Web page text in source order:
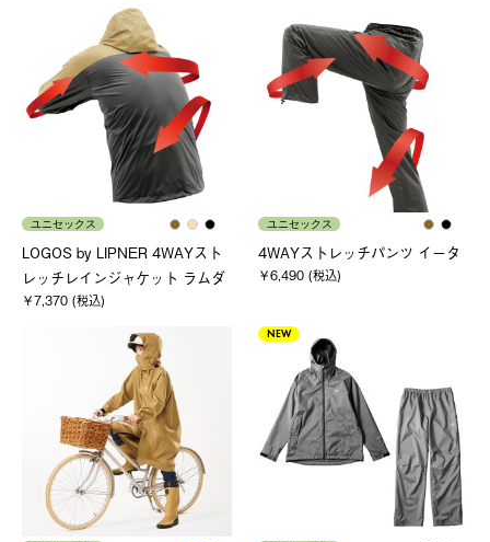
ユニセックス
LOGOS by LIPNER 4WAYスト
レッチレインジャケット ラムダ
￥7,370 (税込)
ユニセックス
4WAYストレッチパンツ イータ
￥6,490 (税込)
NEW